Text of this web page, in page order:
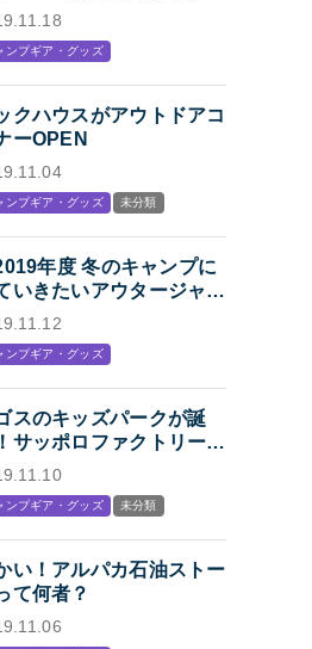
冬キャンプの寝袋はマミ
ンプギア・グッズ
クハウスがアウトドアコ
ーOPEN
ンプギア・グッズ 未分類
年度 冬のキャンプに
いきたいアウタージャケ
特集】キャンプ・アウト
アブランド各社のジャケ
まとめ【Mens】
ンプギア・グッズ
スのキッズパークが誕
サッポロファクトリー内
STATION
ンプギア・グッズ 未分類
い！アルパカ石油ストー
て何者？